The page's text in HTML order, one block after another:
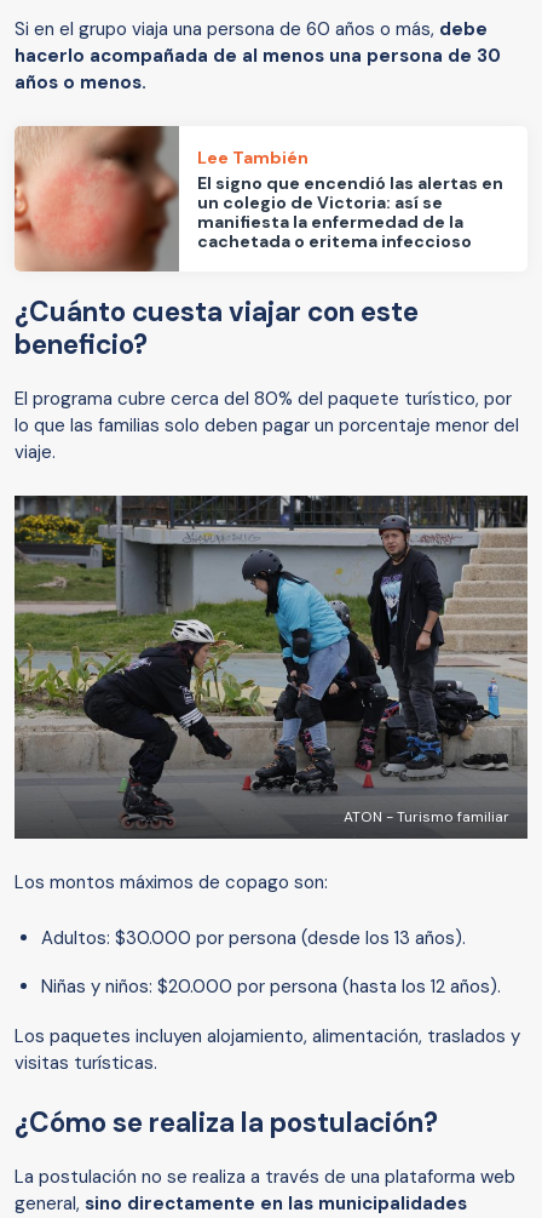
Si en el grupo viaja una persona de 60 años o más, debe
hacerlo acompañada de al menos una persona de 30
años o menos.
Lee También
El signo que encendió las alertas en
un colegio de Victoria: así se
manifiesta la enfermedad de la
cachetada o eritema infeccioso
¿Cuánto cuesta viajar con este
beneficio?
El programa cubre cerca del 80% del paquete turístico, por
lo que las familias solo deben pagar un porcentaje menor del
viaje.
ATON - Turismo familiar
Los montos máximos de copago son:
Adultos: $30.000 por persona (desde los 13 años).
Niñas y niños: $20.000 por persona (hasta los 12 años).
Los paquetes incluyen alojamiento, alimentación, traslados y
visitas turísticas.
¿Cómo se realiza la postulación?
La postulación no se realiza a través de una plataforma web
general, sino directamente en las municipalidades